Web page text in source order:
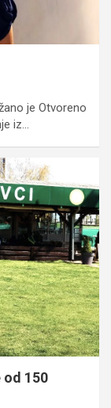
je Otvoreno
iz…
od 150